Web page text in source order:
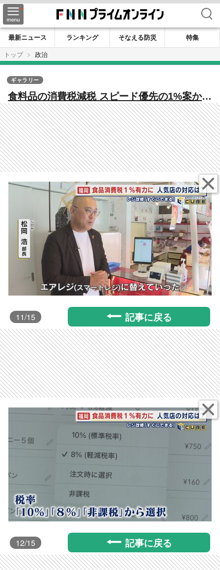
検索
最新ニュース ランキング そなえる防災
特集
トップ
政治
食料品の消費税減税 スピード優先の1%案か選
挙公約のゼロにこだわるのか 高市総理の最終
判断は 小売店｢レジ設定は簡単｣ 【福岡発】
ギャラリー
11/15 記事に戻る
12/15 記事に戻る